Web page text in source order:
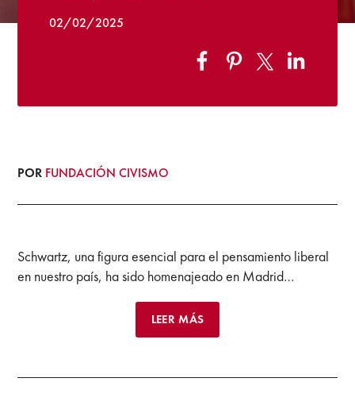
02/02/2025
POR FUNDACIÓN CIVISMO
Schwartz, una figura esencial para el pensamiento liberal
en nuestro país, ha sido homenajeado en Madrid…
LEER MÁS